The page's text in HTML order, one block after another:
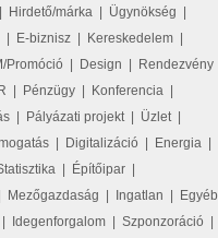
Hirdető/márka Ügynökség
E-biznisz Kereskedelem
Promóció Design Rendezvény
Pénzügy Konferencia
Pályázati projekt| Üzlet|
Digitalizáció Energia
Építőipar
Mezőgazdaság Ingatlan Egyéb
Idegenforgalom Szponzoráció